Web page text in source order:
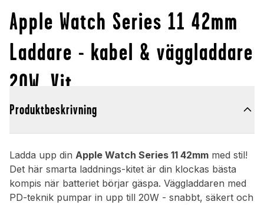
Apple Watch Series 11 42mm
Laddare - kabel & väggladdare
20W, Vit
Produktbeskrivning
Ladda upp din Apple Watch Series 11 42mm med stil!
Det här smarta laddnings-kitet är din klockas bästa
kompis när batteriet börjar gäspa. Väggladdaren med
PD-teknik pumpar in upp till 20W - snabbt, säkert och